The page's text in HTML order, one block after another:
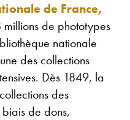
de France,
de phototypes
nationale
des collections
Dès 1849, la
des
de dons,